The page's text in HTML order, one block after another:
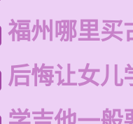
福州哪里买
后悔让女儿